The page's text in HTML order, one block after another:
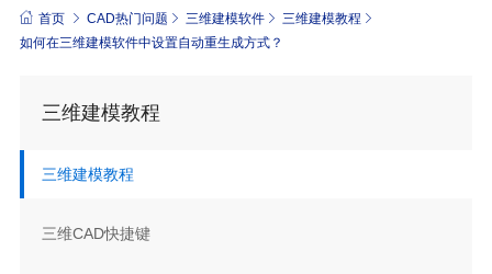
首页 CAD热门问题 三维建模软件
三维建模教程
如何在三维建模软件中设置自动重生成方式？
三维建模教程
三维建模教程
三维CAD快捷键